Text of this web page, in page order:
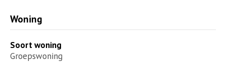
Woning
Soort woning
Groepswoning